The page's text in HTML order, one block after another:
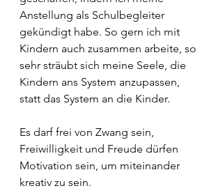
Anstellung als Schulbegleiter
gekündigt habe. So gern ich mit
Kindern auch zusammen arbeite, so
sehr sträubt sich meine Seele, die
Kindern ans System anzupassen,
statt das System an die Kinder.
Es darf frei von Zwang sein,
Freiwilligkeit und Freude dürfen
Motivation sein, um miteinander
kreativ zu sein.